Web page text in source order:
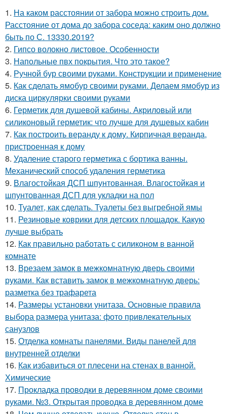
1. На каком расстоянии от забора можно строить дом.
Расстояние от дома до забора соседа: каким оно должно
быть по С. 13330.2019?
2. Гипсо волокно листовое. Особенности
3. Напольные пвх покрытия. Что это такое?
4. Ручной бур своими руками. Конструкции и применение
5. Как сделать ямобур своими руками. Делаем ямобур из
диска циркулярки своими руками
6. Герметик для душевой кабины. Акриловый или
силиконовый герметик: что лучше для душевых кабин
7. Как построить веранду к дому. Кирпичная веранда,
пристроенная к дому
8. Удаление старого герметика с бортика ванны.
Механический способ удаления герметика
9. Влагостойкая ДСП шпунтованная. Влагостойкая и
шпунтованная ДСП для укладки на пол
10. Туалет, как сделать. Туалеты без выгребной ямы
11. Резиновые коврики для детских площадок. Какую
лучше выбрать
12. Как правильно работать с силиконом в ванной
комнате
13. Врезаем замок в межкомнатную дверь своими
руками. Как вставить замок в межкомнатную дверь:
разметка без трафарета
14. Размеры установки унитаза. Основные правила
выбора размера унитаза: фото привлекательных
санузлов
15. Отделка комнаты панелями. Виды панелей для
внутренней отделки
16. Как избавиться от плесени на стенах в ванной.
Химические
17. Прокладка проводки в деревянном доме своими
руками. №3. Открытая проводка в деревянном доме